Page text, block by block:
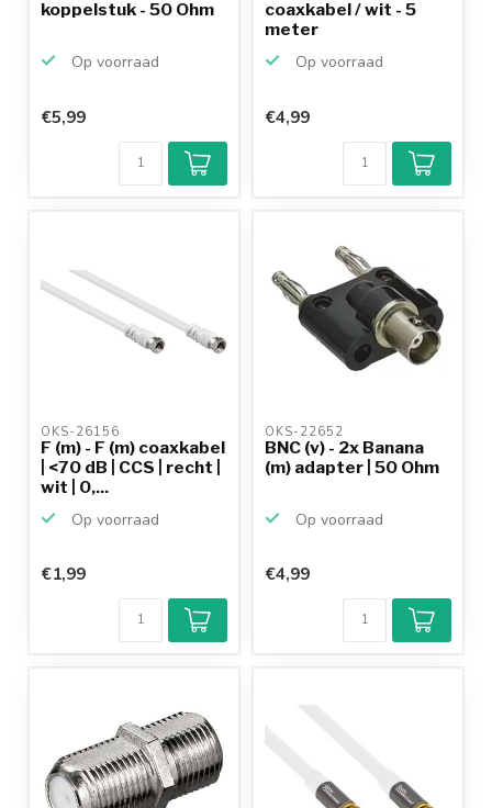
koppelstuk - 50 Ohm
Op voorraad
€5,99
coaxkabel / wit - 5
meter
Op voorraad
€4,99
OKS-26156
F (m) - F (m) coaxkabel
| <70 dB | CCS | recht |
wit | 0,...
Op voorraad
€1,99
OKS-22652
BNC (v) - 2x Banana
(m) adapter | 50 Ohm
Op voorraad
€4,99